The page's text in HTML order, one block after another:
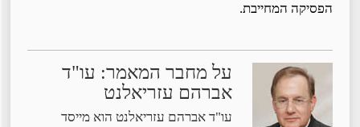
הפסיקה המחייבת.
על מחבר המאמר: עו"ד
אברהם עזריאלנט
עו"ד אברהם עזריאלנט הוא מייסד